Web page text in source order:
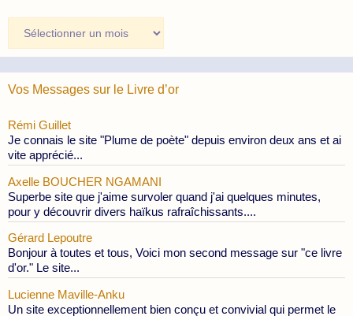
des
Publications
Vos Messages sur le Livre d’or
Rémi Guillet
Je connais le site "Plume de poète" depuis environ deux ans et ai
vite apprécié...
Axelle BOUCHER NGAMANI
Superbe site que j'aime survoler quand j'ai quelques minutes,
pour y découvrir divers haïkus rafraîchissants....
Gérard Lepoutre
Bonjour à toutes et tous, Voici mon second message sur "ce livre
d'or." Le site...
Lucienne Maville-Anku
Un site exceptionnellement bien conçu et convivial qui permet le